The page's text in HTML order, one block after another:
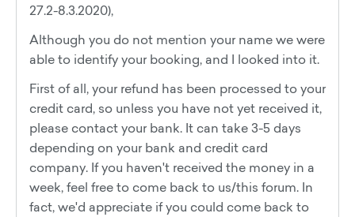
27.2-8.3.2020),
Although you do not mention your name we were
able to identify your booking, and I looked into it.
First of all, your refund has been processed to your
credit card, so unless you have not yet received it,
please contact your bank. It can take 3-5 days
depending on your bank and credit card
company. If you haven't received the money in a
week, feel free to come back to us/this forum. In
fact, we'd appreciate if you could come back to